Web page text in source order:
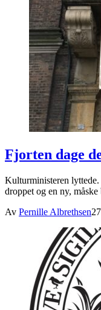
Fjorten dage
Kulturministeren lyttede.
droppet og en ny,
Av Pernille Albrethsen